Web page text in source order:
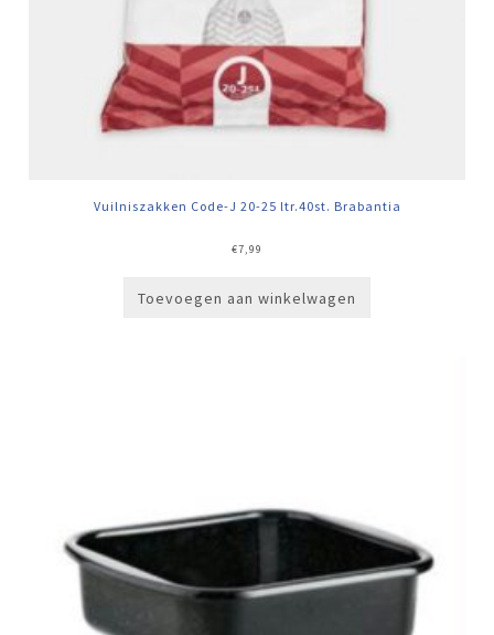
Vuilniszakken Code-J 20-25 ltr.40st. Brabantia
€7,99
Toevoegen aan winkelwagen